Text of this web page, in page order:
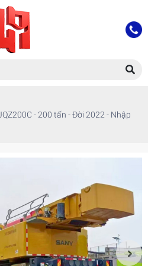
- 200 tấn - Đời 2022 - Nhập